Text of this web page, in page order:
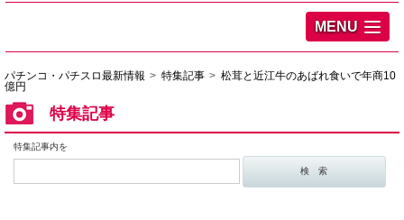
MENU
パチンコ・パチスロ最新情報 特集記事
松茸と近江牛のあばれ食いで年商10
億円
特集記事
特集記事内を